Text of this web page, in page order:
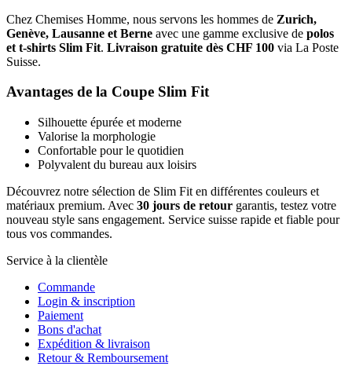
Chez Chemises Homme, nous servons les hommes de Zurich,
Genève, Lausanne et Berne avec une gamme exclusive de polos
et t-shirts Slim Fit. Livraison gratuite dès CHF 100 via La Poste
Suisse.
Avantages de la Coupe Slim Fit
Silhouette épurée et moderne
Valorise la morphologie
Confortable pour le quotidien
Polyvalent du bureau aux loisirs
Découvrez notre sélection de Slim Fit en différentes couleurs et
matériaux premium. Avec 30 jours de retour garantis, testez votre
nouveau style sans engagement. Service suisse rapide et fiable pour
tous vos commandes.
Service à la clientèle
Commande
Login & inscription
Paiement
Bons d'achat
Expédition & livraison
Retour & Remboursement